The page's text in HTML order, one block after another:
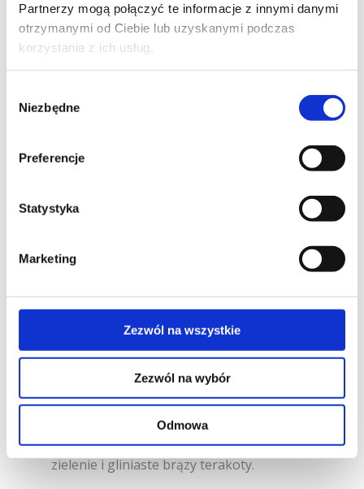
Partnerzy mogą połączyć te informacje z innymi danymi
otrzymanymi od Ciebie lub uzyskanymi podczas
korzystania z ich usług.
zgody
Niezbędne
Preferencje
Statystyka
Marketing
Zezwól na wszystkie
Zezwól na wybór
Odmowa
Kolekcja Grezzo celebruje czyste,
krajobrazów świata. Surowy, nieregularny
splot tworzy nieokiełznaną, żebrowaną
ruchu rozległym przestrzeniom. Z bliska
można dostrzec unikalność splotu dzięki
czemu każda płytka jest inna, natomiast z
DESSO Grezzo składa się z 12
charakterystycznych kolorów. Obejmują
one chłodne odcienie betonu, cieplejsze
zielenie i gliniaste brązy terakoty.